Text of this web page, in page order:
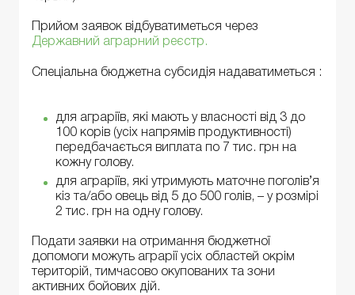
Прийом заявок відбуватиметься через
Державний аграрний реєстр.
Спеціальна бюджетна субсидія надаватиметься :
для аграріїв, які мають у власності від 3 до
100 корів (усіх напрямів продуктивності)
передбачається виплата по 7 тис. грн на
кожну голову.
для аграріїв, які утримують маточне поголів’я
кіз та/або овець від 5 до 500 голів, – у розмірі
2 тис. грн на одну голову.
Подати заявки на отримання бюджетної
допомоги можуть аграрії усіх областей окрім
територій, тимчасово окупованих та зони
активних бойових дій.